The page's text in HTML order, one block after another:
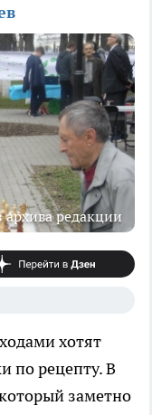
редакции
хотят
по рецепту. В
заметно